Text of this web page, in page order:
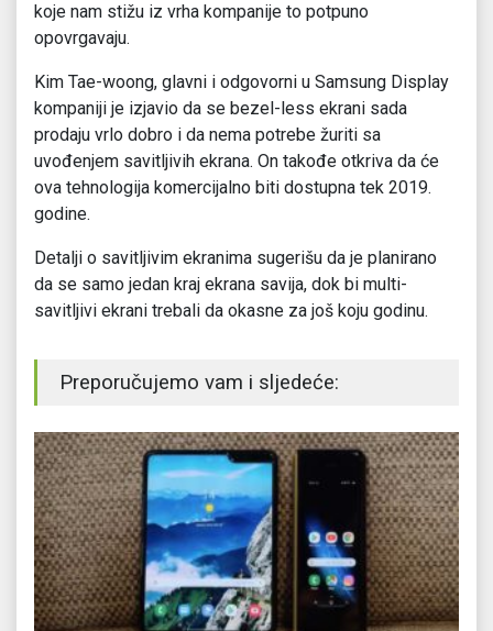
koje nam stižu iz vrha kompanije to potpuno
opovrgavaju.
Kim Tae-woong, glavni i odgovorni u Samsung Display
kompaniji je izjavio da se bezel-less ekrani sada
prodaju vrlo dobro i da nema potrebe žuriti sa
uvođenjem savitljivih ekrana. On takođe otkriva da će
ova tehnologija komercijalno biti dostupna tek 2019.
godine.
Detalji o savitljivim ekranima sugerišu da je planirano
da se samo jedan kraj ekrana savija, dok bi multi-
savitljivi ekrani trebali da okasne za još koju godinu.
Preporučujemo vam i sljedeće: